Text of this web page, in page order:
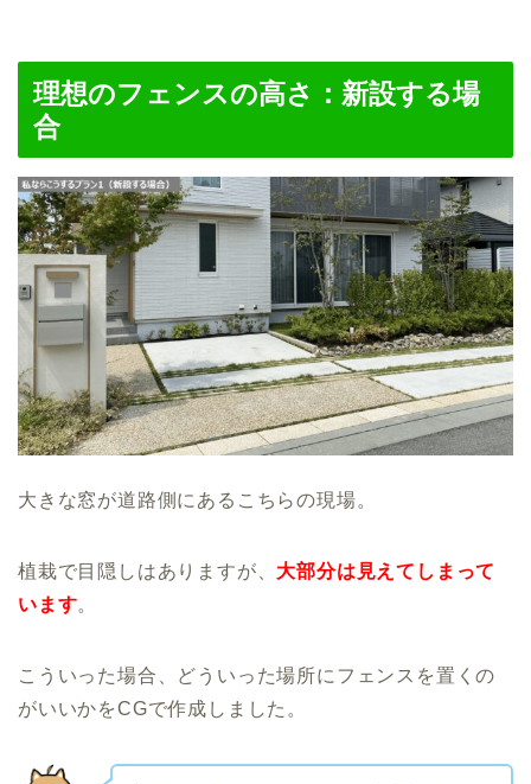
理想のフェンスの高さ：新設する場
合
大きな窓が道路側にあるこちらの現場。
植栽で目隠しはありますが、 大部分は見えてしまって
います。
こういった場合、どういった場所にフェンスを置くの
がいいかをCGで作成しました。